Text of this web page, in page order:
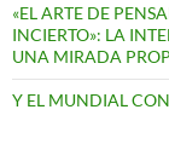
«EL ARTE DE
INCIERTO»: LA
UNA MIRADA
Y EL MUNDIAL